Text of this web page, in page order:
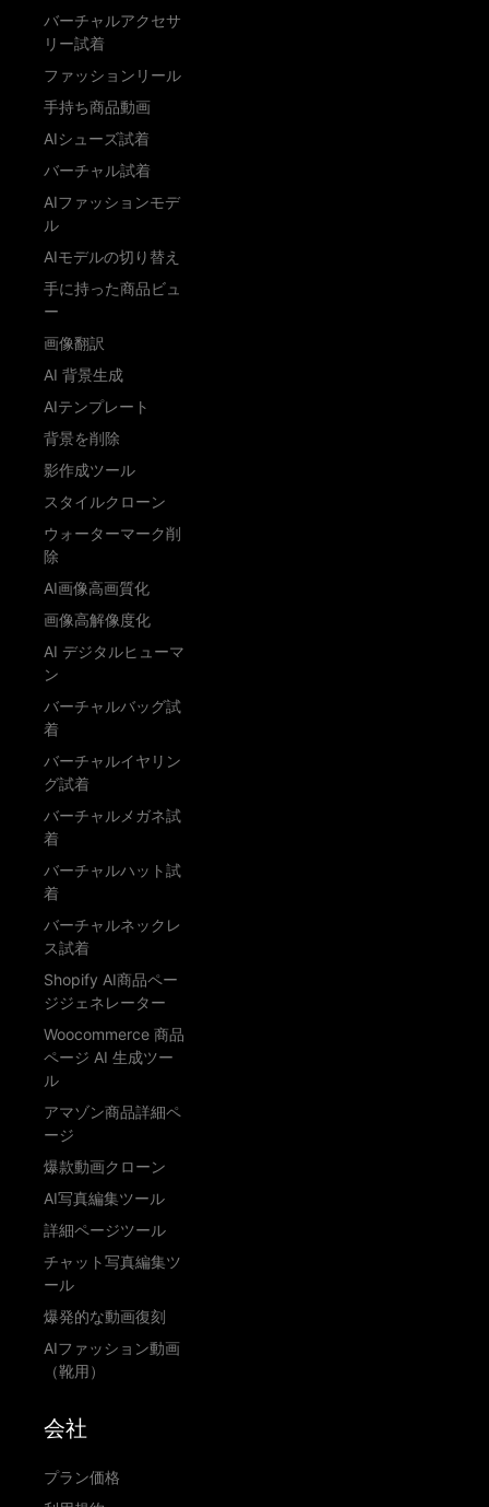
バーチャルアクセサ
リー試着
ファッションリール
手持ち商品動画
AIシューズ試着
バーチャル試着
AIファッションモデ
ル
AIモデルの切り替え
手に持った商品ビュ
ー
画像翻訳
AI 背景生成
AIテンプレート
背景を削除
影作成ツール
スタイルクローン
ウォーターマーク削
除
AI画像高画質化
画像高解像度化
AI デジタルヒューマ
ン
バーチャルバッグ試
着
バーチャルイヤリン
グ試着
バーチャルメガネ試
着
バーチャルハット試
着
バーチャルネックレ
ス試着
Shopify AI商品ペー
ジジェネレーター
Woocommerce 商品
ページ AI 生成ツー
ル
アマゾン商品詳細ペ
ージ
爆款動画クローン
AI写真編集ツール
詳細ページツール
チャット写真編集ツ
ール
爆発的な動画復刻
AIファッション動画
（靴用）
会社
プラン価格